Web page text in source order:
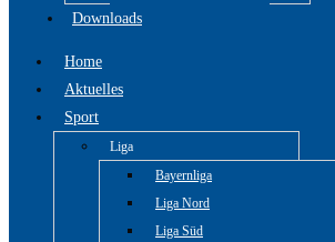
Downloads
Home
Aktuelles
Sport
Liga
Bayernliga
Liga Nord
Liga Süd